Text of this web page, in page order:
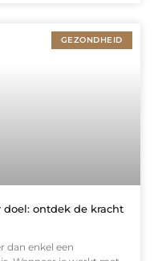
GEZONDHEID
ontdek de kracht
dan enkel een